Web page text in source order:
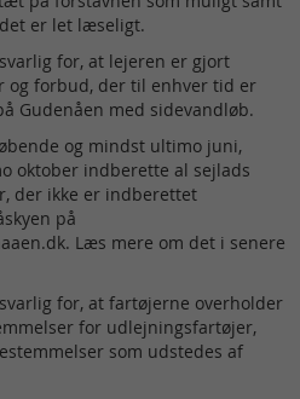
er let læseligt.
for, at lejeren er gjort
og forbud, der til enhver tid er
Gudenåen med sidevandløb.
og mindst ultimo juni,
oktober indberette al sejlads
der ikke er indberettet
på
Læs mere om det i senere
for, at fartøjerne overholder
for udlejningsfartøjer,
som udstedes af